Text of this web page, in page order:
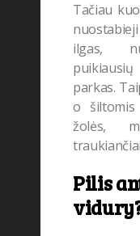
Tačiau
ilgas,
parkas.
o šiltomis
žolės,
Pilis